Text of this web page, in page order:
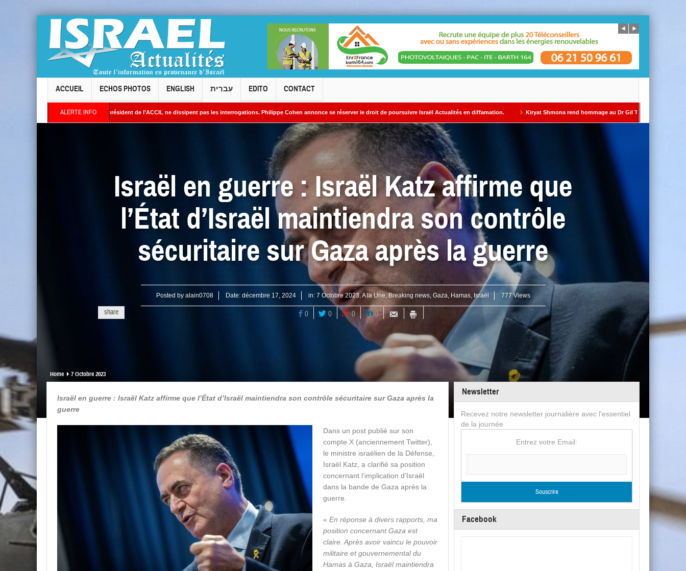
ACCUEIL ECHOS PHOTOS ENGLISH עִברִית EDITO CONTACT
ALERTE INFO
: les réponses du président de l’ACCIL ne dissipent pas les interrogations. Philippe Cohen annonce se réserver le droit de poursuivre Israël Actualités en diffamation. Kiryat Shmona rend hommage au Dr Gil Taïeb par Alain AZRIA
Israël en guerre : Israël Katz affirme que
l’État d’Israël maintiendra son contrôle
sécuritaire sur Gaza après la guerre
Posted by alain0708 Date: décembre 17, 2024 in: 7 Octobre 2023,A la Une, Breaking news, Gaza, Hamas, Israël 777 Views
share 0 0 0 0
Home 7 Octobre 2023
Israël en guerre : Israël Katz affirme que l’État d’Israël maintiendra son contrôle sécuritaire sur Gaza après la
guerre
Dans un post publié sur son
compte X (anciennement Twitter),
le ministre israélien de la Défense,
Israël Katz, a clarifié sa position
concernant l’implication d’Israël
dans la bande de Gaza après la
guerre.
« En réponse à divers rapports, ma
position concernant Gaza est
claire. Après avoir vaincu le pouvoir
militaire et gouvernemental du
Hamas à Gaza, Israël maintiendra
Newsletter
Recevez notre newsletter journalière avec l'essentiel
de la journée
Entrez votre Email:
Facebook